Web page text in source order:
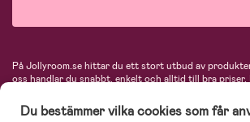
På Jollyroom.se hittar du ett stort utbud av
oss handlar du snabbt, enkelt och alltid till bra priser.
hos oss. I vårt sortiment hittar du barnvagnar,
baby, produkter för mamman, massor av inspirerande
Du bestämmer vilka cookies som får